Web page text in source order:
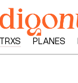
PLANES